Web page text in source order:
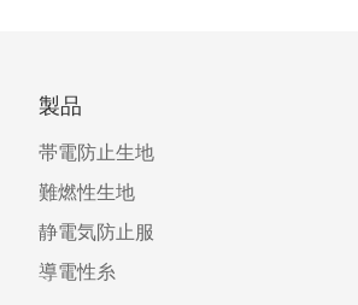
製品
帯電防止生地
難燃性生地
静電気防止服
導電性糸